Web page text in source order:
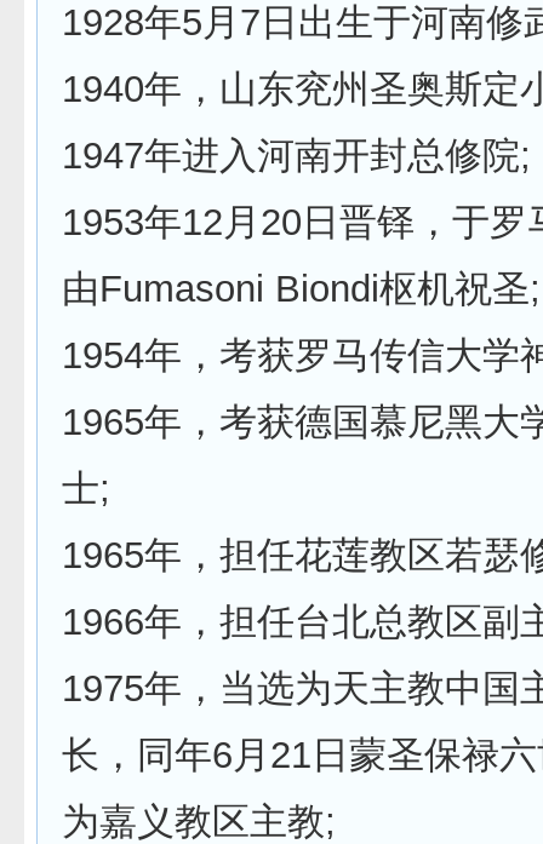
1928年5月7日出生于河南修
1940年，山东兖州圣奥斯定
1947年进入河南开封总修院;
1953年12月20日晋铎，于罗
由Fumasoni Biondi枢机祝圣;
1954年，考获罗马传信大学
1965年，考获德国慕尼黑大
士;
1965年，担任花莲教区若瑟
1966年，担任台北总教区副
1975年，当选为天主教中国
长，同年6月21日蒙圣保禄
为嘉义教区主教;